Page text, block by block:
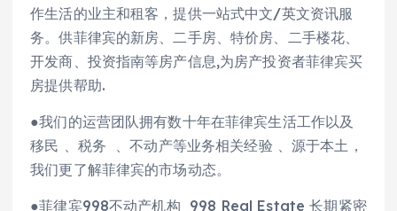
作生活的业主和租客，提供一站式中文/英文资讯服
务。供菲律宾的新房、二手房、特价房、二手楼花、
开发商、投资指南等房产信息,为房产投资者菲律宾买
房提供帮助.
●我们的运营团队拥有数十年在菲律宾生活工作以及
移民 、税务 、不动产等业务相关经验 、源于本土，
我们更了解菲律宾的市场动态。
●菲律宾998不动产机构 998 Real Estate 长期紧密